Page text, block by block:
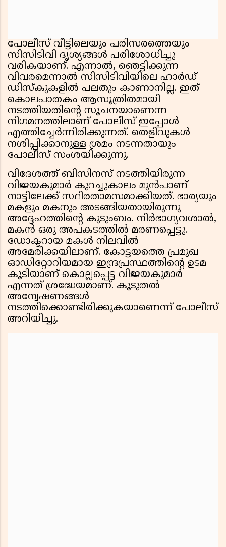
പോലീസ് വീട്ടിലെയും പരിസരത്തെയും
സിസിടിവി ദൃശ്യങ്ങൾ പരിശോധിച്ചു
വരികയാണ്. എന്നാൽ, ഞെട്ടിക്കുന്ന
വിവരമെന്നാൽ സിസിടിവിയിലെ ഹാർഡ്
ഡിസ്കുകളിൽ പലതും കാണാനില്ല. ഇത്
കൊലപാതകം ആസൂത്രിതമായി
നടത്തിയതിൻ്റെ സൂചനയാണെന്ന
നിഗമനത്തിലാണ് പോലീസ് ഇപ്പോൾ
എത്തിച്ചേർന്നിരിക്കുന്നത്. തെളിവുകൾ
നശിപ്പിക്കാനുള്ള ശ്രമം നടന്നതായും
പോലീസ് സംശയിക്കുന്നു.
വിദേശത്ത് ബിസിനസ് നടത്തിയിരുന്ന
വിജയകുമാർ കുറച്ചുകാലം മുൻപാണ്
നാട്ടിലേക്ക് സ്ഥിരതാമസമാക്കിയത്. ഭാര്യയും
മകളും മകനും അടങ്ങിയതായിരുന്നു
അദ്ദേഹത്തിൻ്റെ കുടുംബം. നിർഭാഗ്യവശാൽ,
മകൻ ഒരു അപകടത്തിൽ മരണപ്പെട്ടു.
ഡോക്ടറായ മകൾ നിലവിൽ
അമേരിക്കയിലാണ്. കോട്ടയത്തെ പ്രമുഖ
ഓഡിറ്റോറിയമായ ഇന്ദ്രപ്രസ്ഥത്തിൻ്റെ ഉടമ
കൂടിയാണ് കൊല്ലപ്പെട്ട വിജയകുമാർ
എന്നത് ശ്രദ്ധേയമാണ്. കൂടുതൽ
അന്വേഷണങ്ങൾ
നടത്തിക്കൊണ്ടിരിക്കുകയാണെന്ന് പോലീസ്
അറിയിച്ചു.